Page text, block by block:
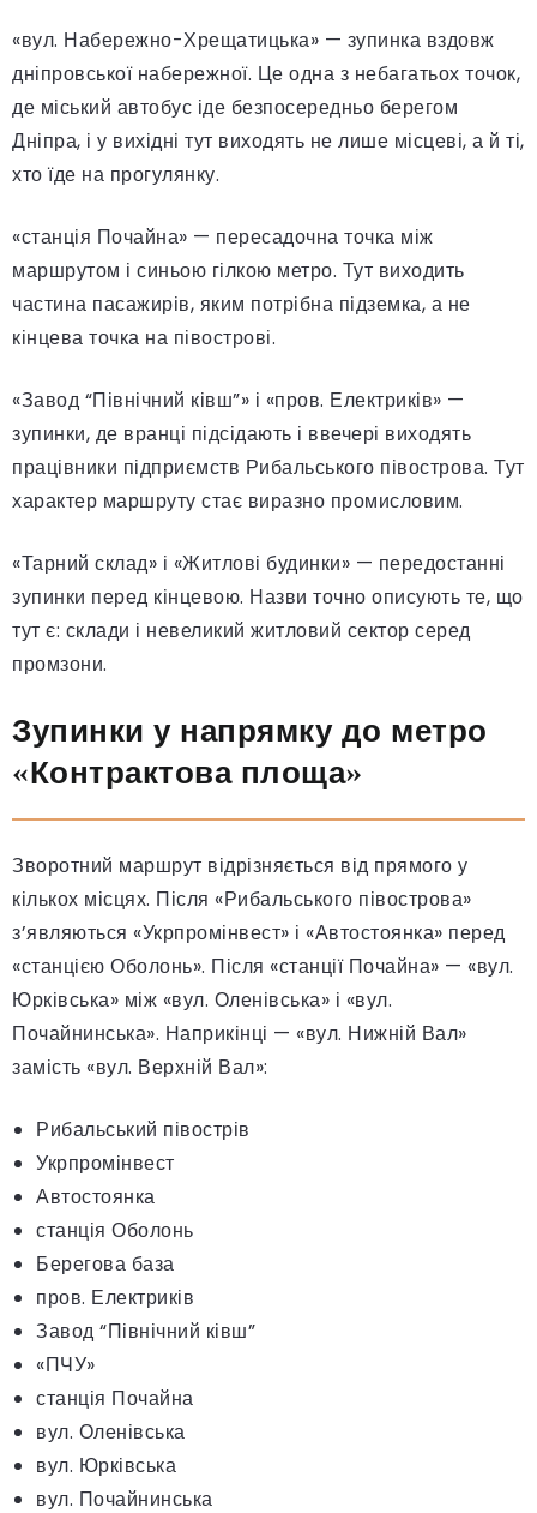
«вул. Набережно-Хрещатицька» — зупинка вздовж
дніпровської набережної. Це одна з небагатьох точок,
де міський автобус іде безпосередньо берегом
Дніпра, і у вихідні тут виходять не лише місцеві, а й ті,
хто їде на прогулянку.
«станція Почайна» — пересадочна точка між
маршрутом і синьою гілкою метро. Тут виходить
частина пасажирів, яким потрібна підземка, а не
кінцева точка на півострові.
«Завод “Північний ківш”» і «пров. Електриків» —
зупинки, де вранці підсідають і ввечері виходять
працівники підприємств Рибальського півострова. Тут
характер маршруту стає виразно промисловим.
«Тарний склад» і «Житлові будинки» — передостанні
зупинки перед кінцевою. Назви точно описують те, що
тут є: склади і невеликий житловий сектор серед
промзони.
Зупинки у напрямку до метро
«Контрактова площа»
Зворотний маршрут відрізняється від прямого у
кількох місцях. Після «Рибальського півострова»
з’являються «Укрпромінвест» і «Автостоянка» перед
«станцією Оболонь». Після «станції Почайна» — «вул.
Юрківська» між «вул. Оленівська» і «вул.
Почайнинська». Наприкінці — «вул. Нижній Вал»
замість «вул. Верхній Вал»:
Рибальський півострів
Укрпромінвест
Автостоянка
станція Оболонь
Берегова база
пров. Електриків
Завод “Північний ківш”
«ПЧУ»
станція Почайна
вул. Оленівська
вул. Юрківська
вул. Почайнинська